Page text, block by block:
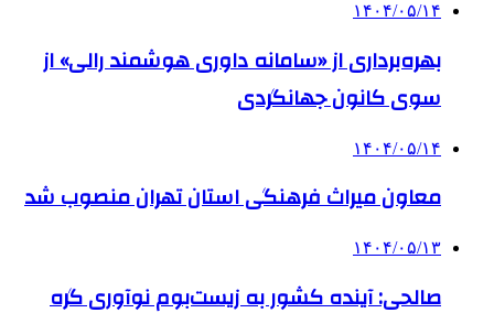
۱۴۰۴/۰۵/۱۴
بهره‌برداری از «سامانه داوری هوشمند رالی» از
سوی کانون جهانگردی
۱۴۰۴/۰۵/۱۴
معاون میراث فرهنگی استان تهران منصوب شد
۱۴۰۴/۰۵/۱۳
صالحی: آینده کشور به زیست‌بوم نوآوری گره